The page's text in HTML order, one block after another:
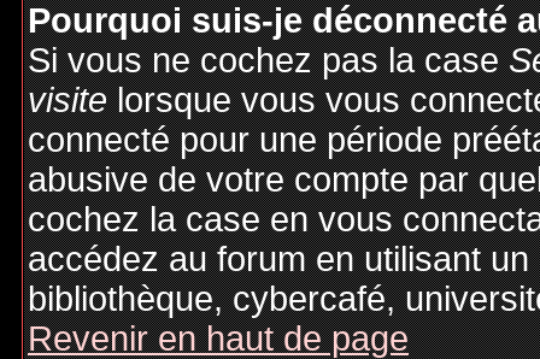
Pourquoi suis-je déconnecté
Si vous ne cochez pas la case
visitelorsque vous vous
connecté pour une période
abusive de votre compte par
cochez la case en vous
accédez au forum en utilisant
bibliothèque, cybercafé,
Revenir en haut de page